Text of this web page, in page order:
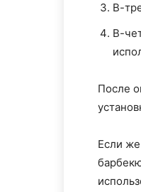
В-
В-
После
Если же